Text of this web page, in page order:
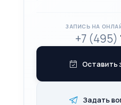
ЗАПИСЬ НА
+7 (495)
Оставить
Задать